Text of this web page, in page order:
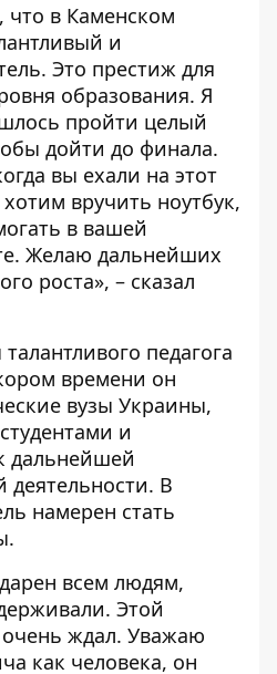
в Каменском
и
Это престиж для
образования. Я
пройти целый
дойти до финала.
вы ехали на этот
вручить ноутбук,
в вашей
Желаю дальнейших
роста», – сказал
педагога
времени он
вузы Украины,
и
дальнейшей
деятельности. В
намерен стать
всем людям,
Этой
ждал. Уважаю
как человека, он